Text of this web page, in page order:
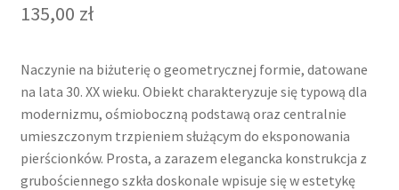
135,00 zł
Naczynie na biżuterię o geometrycznej formie, datowane
na lata 30. XX wieku. Obiekt charakteryzuje się typową dla
modernizmu, ośmioboczną podstawą oraz centralnie
umieszczonym trzpieniem służącym do eksponowania
pierścionków. Prosta, a zarazem elegancka konstrukcja z
grubościennego szkła doskonale wpisuje się w estetykę